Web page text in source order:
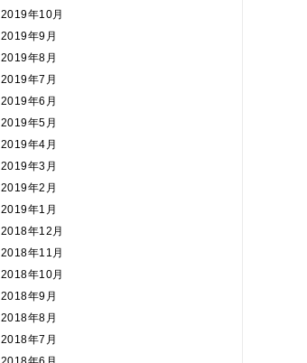
2019年10月
2019年9月
2019年8月
2019年7月
2019年6月
2019年5月
2019年4月
2019年3月
2019年2月
2019年1月
2018年12月
2018年11月
2018年10月
2018年9月
2018年8月
2018年7月